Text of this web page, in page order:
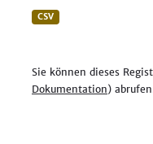
CSV
Sie können dieses
Dokumentation)